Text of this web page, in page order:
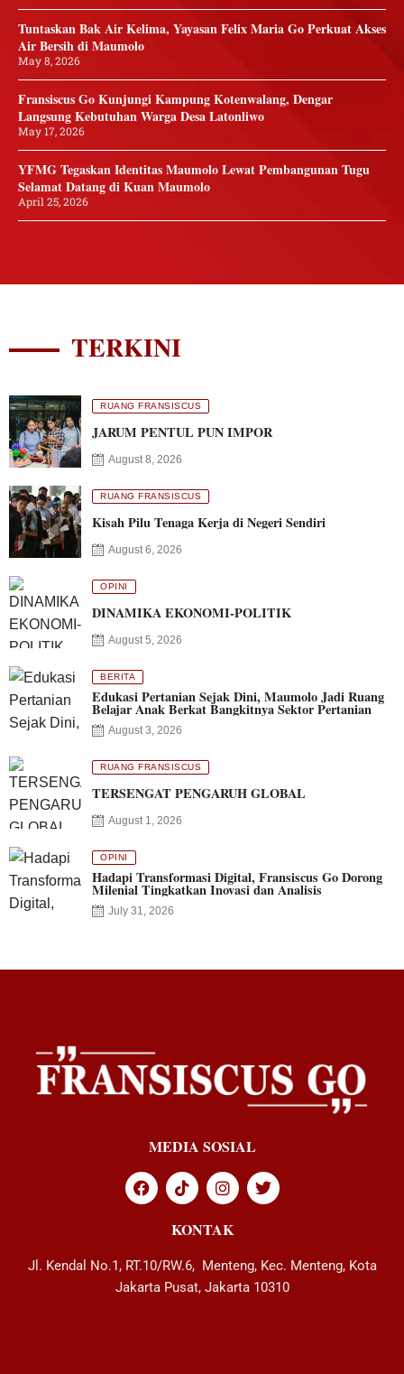
Tuntaskan Bak Air Kelima, Yayasan Felix Maria Go Perkuat Akses
Air Bersih di Maumolo
May 8, 2026
Fransiscus Go Kunjungi Kampung Kotenwalang, Dengar
Langsung Kebutuhan Warga Desa Latonliwo
May 17, 2026
YFMG Tegaskan Identitas Maumolo Lewat Pembangunan Tugu
Selamat Datang di Kuan Maumolo
April 25, 2026
TERKINI
RUANG FRANSISCUS
JARUM PENTUL PUN IMPOR
August 8, 2026
RUANG FRANSISCUS
Kisah Pilu Tenaga Kerja di Negeri Sendiri
August 6, 2026
OPINI
DINAMIKA EKONOMI-POLITIK
August 5, 2026
BERITA
Edukasi Pertanian Sejak Dini, Maumolo Jadi Ruang
Belajar Anak Berkat Bangkitnya Sektor Pertanian
August 3, 2026
RUANG FRANSISCUS
TERSENGAT PENGARUH GLOBAL
August 1, 2026
OPINI
Hadapi Transformasi Digital, Fransiscus Go Dorong
Milenial Tingkatkan Inovasi dan Analisis
July 31, 2026
MEDIA SOSIAL
KONTAK
Jl. Kendal No.1, RT.10/RW.6, Menteng, Kec. Menteng, Kota
Jakarta Pusat, Jakarta 10310